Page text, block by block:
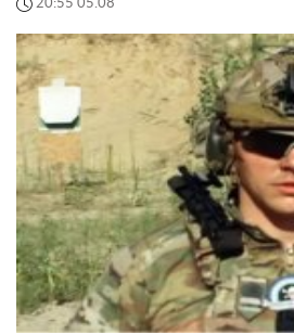
20:55 05.08